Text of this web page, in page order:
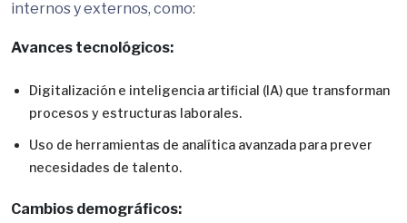
internos y externos, como:
Avances tecnológicos:
Digitalización e inteligencia artificial (IA) que transforman
procesos y estructuras laborales.
Uso de herramientas de analítica avanzada para prever
necesidades de talento.
Cambios demográficos: